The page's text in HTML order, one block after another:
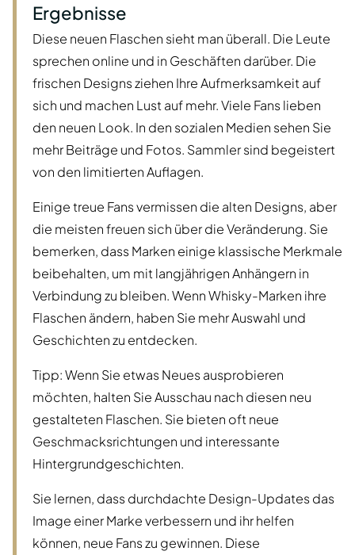
Ergebnisse
Diese neuen Flaschen sieht man überall. Die Leute
sprechen online und in Geschäften darüber. Die
frischen Designs ziehen Ihre Aufmerksamkeit auf
sich und machen Lust auf mehr. Viele Fans lieben
den neuen Look. In den sozialen Medien sehen Sie
mehr Beiträge und Fotos. Sammler sind begeistert
von den limitierten Auflagen.
Einige treue Fans vermissen die alten Designs, aber
die meisten freuen sich über die Veränderung. Sie
bemerken, dass Marken einige klassische Merkmale
beibehalten, um mit langjährigen Anhängern in
Verbindung zu bleiben. Wenn Whisky-Marken ihre
Flaschen ändern, haben Sie mehr Auswahl und
Geschichten zu entdecken.
Tipp: Wenn Sie etwas Neues ausprobieren
möchten, halten Sie Ausschau nach diesen neu
gestalteten Flaschen. Sie bieten oft neue
Geschmacksrichtungen und interessante
Hintergrundgeschichten.
Sie lernen, dass durchdachte Design-Updates das
Image einer Marke verbessern und ihr helfen
können, neue Fans zu gewinnen. Diese